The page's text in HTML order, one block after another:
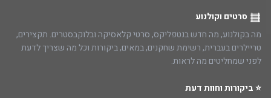
סרטים וקולנוע
מה בקולנוע, מה חדש בנטפליקס, סרטי קלאסיקה ובלוקבסטרים. תקצירים,
טריילרים בעברית, רשימת שחקנים, במאים, ביקורות וכל מה שצריך לדעת
לפני שמחליטים מה לראות.
⭐ ביקורות וחוות דעת